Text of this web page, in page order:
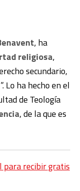
, ha
religiosa,
secundario,
Lo ha hecho en el
de Teología
, de la que es
para recibir gratis